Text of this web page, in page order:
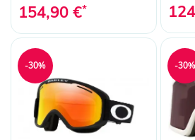
154,90 €*
-30% -30%